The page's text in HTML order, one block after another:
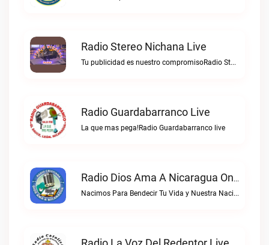
Radio Stereo Nichana Live
Tu publicidad es nuestro compromisoRadio Stereo Nichana live
Radio Guardabarranco Live
La que mas pega!Radio Guardabarranco live
Radio Dios Ama A Nicaragua Online Live
Nacimos Para Bendecir Tu Vida y Nuestra Nacion NicaraguaRadio Dios Ama a Nicaragua Online live